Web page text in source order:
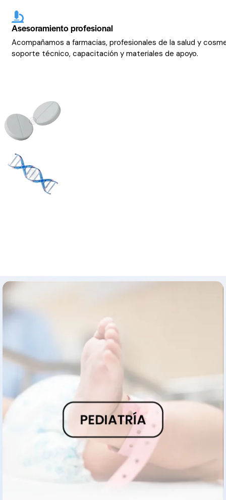
Asesoramiento profesional
Acompañamos a farmacias, profesionales de la salud y
soporte técnico, capacitación y materiales de apoyo.